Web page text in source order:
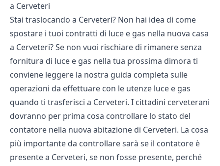
a Cerveteri
Stai traslocando a Cerveteri? Non hai idea di come
spostare i tuoi contratti di luce e gas nella nuova casa
a Cerveteri? Se non vuoi rischiare di rimanere senza
fornitura di luce e gas nella tua prossima dimora ti
conviene leggere la nostra guida completa sulle
operazioni da effettuare con le utenze luce e gas
quando ti trasferisci a Cerveteri. I cittadini cerveterani
dovranno per prima cosa controllare lo stato del
contatore nella nuova abitazione di Cerveteri. La cosa
più importante da controllare sarà se il contatore è
presente a Cerveteri, se non fosse presente, perché